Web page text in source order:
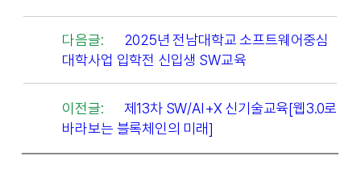
다음글:
2025년 전남대학교 소프트웨어중심
대학사업 입학전 신입생 SW교육
이전글:
제13차 SW/AI+X 신기술교육[웹3.0로
바라보는 블록체인의 미래]